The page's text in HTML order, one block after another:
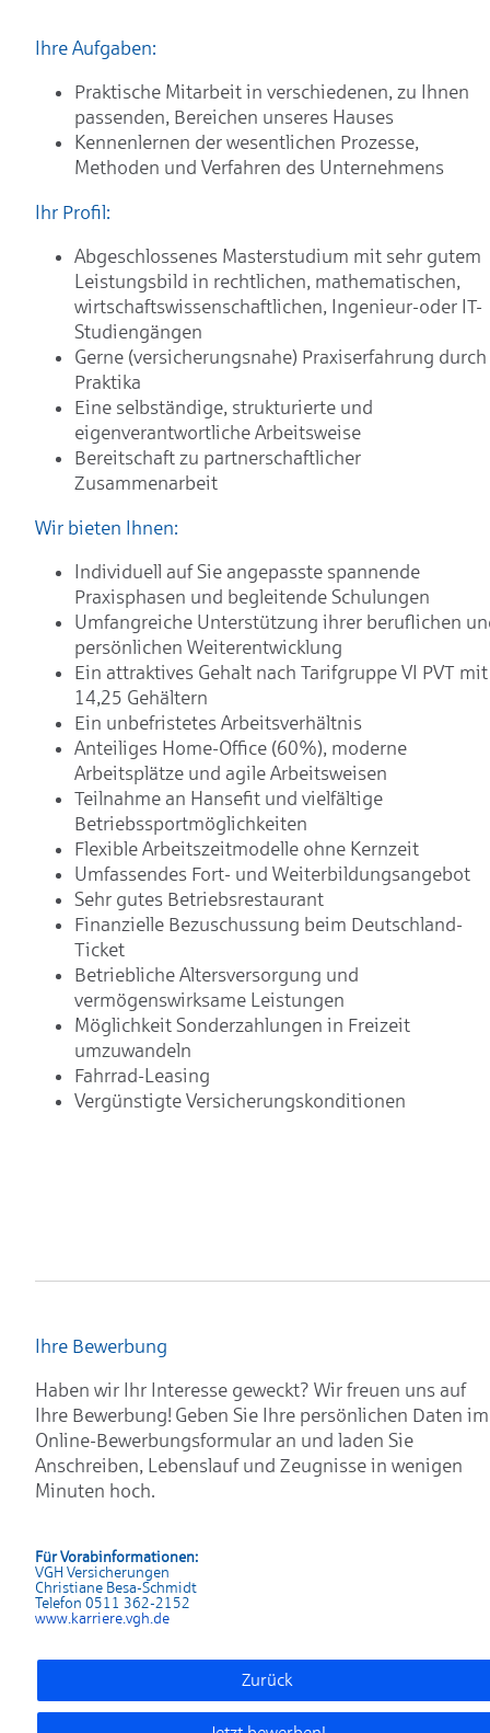
Ihre Aufgaben:
Praktische Mitarbeit in verschiedenen, zu Ihnen
passenden, Bereichen unseres Hauses
Kennenlernen der wesentlichen Prozesse,
Methoden und Verfahren des Unternehmens
Ihr Profil:
Abgeschlossenes Masterstudium mit sehr gutem
Leistungsbild in rechtlichen, mathematischen,
wirtschaftswissenschaftlichen, Ingenieur-oder IT-
Studiengängen
Gerne (versicherungsnahe) Praxiserfahrung durch
Praktika
Eine selbständige, strukturierte und
eigenverantwortliche Arbeitsweise
Bereitschaft zu partnerschaftlicher
Zusammenarbeit
Wir bieten Ihnen:
Individuell auf Sie angepasste spannende
Praxisphasen und begleitende Schulungen
Umfangreiche Unterstützung ihrer beruflichen
persönlichen Weiterentwicklung
Ein attraktives Gehalt nach Tarifgruppe VI PVT mit
14,25 Gehältern
Ein unbefristetes Arbeitsverhältnis
Anteiliges Home-Office (60%), moderne
Arbeitsplätze und agile Arbeitsweisen
Teilnahme an Hansefit und vielfältige
Betriebssportmöglichkeiten
Flexible Arbeitszeitmodelle ohne Kernzeit
Umfassendes Fort- und Weiterbildungsangebot
Sehr gutes Betriebsrestaurant
Finanzielle Bezuschussung beim Deutschland-
Ticket
Betriebliche Altersversorgung und
vermögenswirksame Leistungen
Möglichkeit Sonderzahlungen in Freizeit
umzuwandeln
Fahrrad-Leasing
Vergünstigte Versicherungskonditionen
Ihre Bewerbung
Haben wir Ihr Interesse geweckt? Wir freuen uns auf
Ihre Bewerbung! Geben Sie Ihre persönlichen Daten im
Online-Bewerbungsformular an und laden Sie
Anschreiben, Lebenslauf und Zeugnisse in wenigen
Minuten hoch.
Für Vorabinformationen:
VGH Versicherungen
Christiane Besa-Schmidt
Telefon 0511 362-2152
www.karriere.vgh.de
Zurück